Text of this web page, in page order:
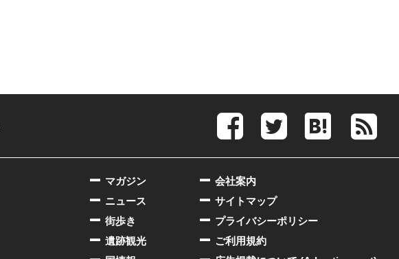
会社案内
サイトマップ
プライバシーポリシー
ご利用規約
マガジン
ニュース
街歩き
遺跡観光